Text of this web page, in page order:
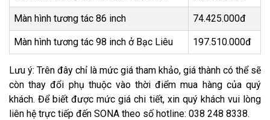
Màn hình tương tác 86 inch 74.425.000đ
Màn hình tương tác 98 inch ở Bạc Liêu 197.510.000đ
Lưu ý: Trên đây chỉ là mức giá tham khảo, giá thành có thể sẽ
còn thay đổi phụ thuộc vào thời điểm mua hàng của quý
khách. Để biết được mức giá chi tiết, xin quý khách vui lòng
liên hệ trực tiếp đến SONA theo số hotline: 038 248 8338.